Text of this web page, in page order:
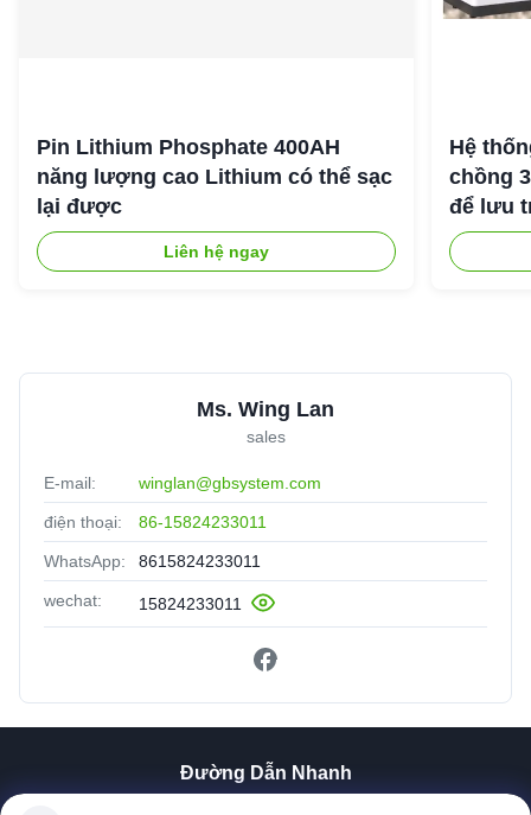
Pin Lithium Phosphate 400AH
năng lượng cao Lithium có thể sạc
lại được
Liên hệ ngay
Hệ
chồng
để lưu
Ms. Wing Lan
sales
E-mail: winglan@gbsystem.com
điện thoại: 86-15824233011
WhatsApp: 8615824233011
wechat: 15824233011
Đường Dẫn Nhanh